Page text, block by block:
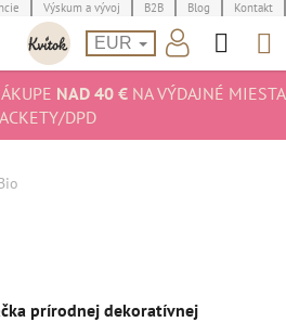
Výskum a vývoj B2B Blog Kontakt
EUR
NAD 40 €NA VÝDAJNÉ MIESTA
DPD
prírodnej dekoratívnej